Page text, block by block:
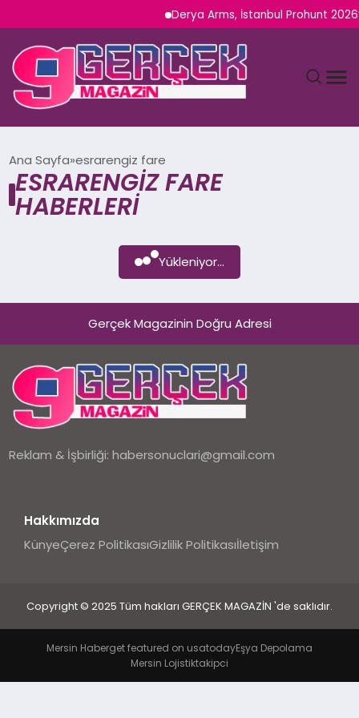
Derya Arms, İstanbul Prohunt
YAŞAM
EKONOMI
Ana Sayfa esrarengiz fare
ESRARENGIZ FARE
HABERLERI
Yükleniyor...
Gerçek Magazinin Doğru Adresi
Reklam & İşbirliği:habersonuclari@gmail.com
Hakkımızda
KünyeÇerez PolitikasıGizlilik Politikasıİletişim
Copyright © 2025 Tüm hakları GERÇEK MAGAZİN 'de saklıdır.
Mersin Haberget featured on usatodayEşya Depolama
Mersin Lojistiktakipci